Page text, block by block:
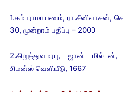
1.கம்பராமாயணம், ரா.சீனிவாசன்,
30, மூன்றாம் பதிப்பு – 2000
2.கிறுத்துவமரபு, ஜான்
சிமன்ஸ் வெளியீடு, 1667